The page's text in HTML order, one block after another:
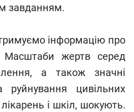
завданням.
інформацію про
Масштаби жертв серед
а також значні
цивільних
лікарень і шкіл, шокують.